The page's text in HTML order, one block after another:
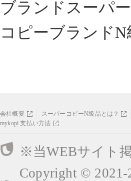
ブランドスーパ
コピーブランド
会社概要 スーパーコピーN級品とは？
mykopi 支払い方法
※当WEBサイト
Copyright ©